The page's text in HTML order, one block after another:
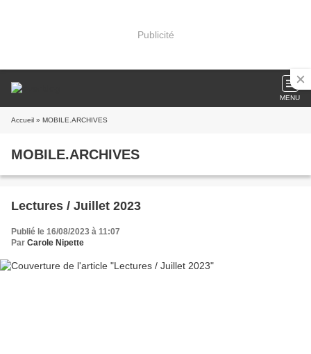
Publicité
MENU
Accueil » MOBILE.ARCHIVES
MOBILE.ARCHIVES
Lectures / Juillet 2023
Publié le 16/08/2023 à 11:07
Par Carole Nipette